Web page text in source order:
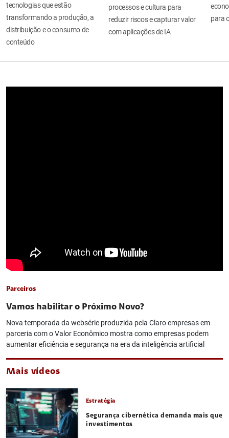
tecnologias que estão
transformando a produção, a
distribuição e o consumo de
conteúdo
processos e cultura para
reduzir riscos e capturar valor
com aplicações de IA
para
Parceiros
Vamos habilitar o Próximo Novo?
Nova temporada da websérie produzida pela Claro empresas em
parceria com o Valor Econômico mostra como empresas podem
aumentar eficiência e segurança na era da inteligência artificial
Mais vídeos
Estratégia
Segurança cibernética demanda mais que
investimentos